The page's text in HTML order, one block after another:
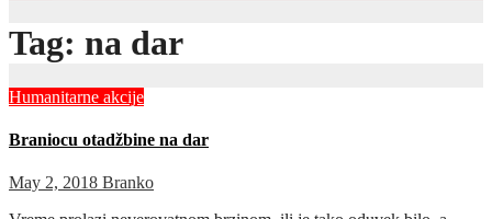
Tag: na dar
Humanitarne akcije
Braniocu otadžbine na dar
May 2, 2018 Branko